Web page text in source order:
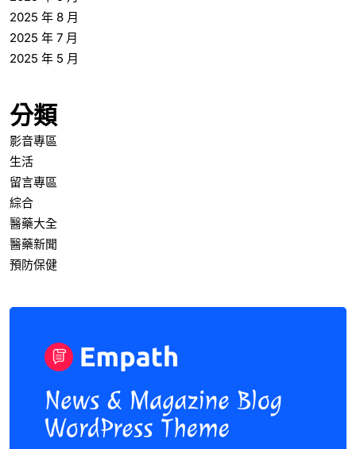
2025 年 8 月
2025 年 7 月
2025 年 5 月
分類
影音專區
生活
留言專區
綜合
醫藥大全
醫藥新聞
預防保健